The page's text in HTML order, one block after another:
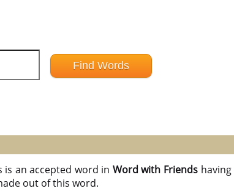
is an accepted word in Word with Friends having
out of this word.